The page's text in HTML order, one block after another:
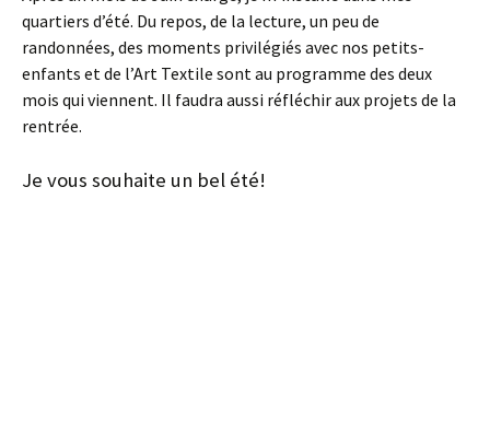
quartiers d’été. Du repos, de la lecture, un peu de
randonnées, des moments privilégiés avec nos petits-
enfants et de l’Art Textile sont au programme des deux
mois qui viennent. Il faudra aussi réfléchir aux projets de la
rentrée.
Je vous souhaite un bel été!